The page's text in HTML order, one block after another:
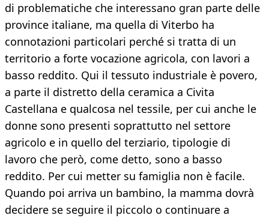
di problematiche che interessano gran parte delle
province italiane, ma quella di Viterbo ha
connotazioni particolari perché si tratta di un
territorio a forte vocazione agricola, con lavori a
basso reddito. Qui il tessuto industriale è povero,
a parte il distretto della ceramica a Civita
Castellana e qualcosa nel tessile, per cui anche le
donne sono presenti soprattutto nel settore
agricolo e in quello del terziario, tipologie di
lavoro che però, come detto, sono a basso
reddito. Per cui metter su famiglia non è facile.
Quando poi arriva un bambino, la mamma dovrà
decidere se seguire il piccolo o continuare a